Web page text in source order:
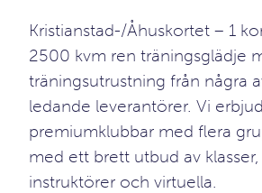
Kristianstad-/Åhuskortet – 1
2500 kvm ren träningsglädje
träningsutrustning från några
ledande leverantörer. Vi
premiumklubbar med flera
med ett brett utbud av
instruktörer och virtuella.